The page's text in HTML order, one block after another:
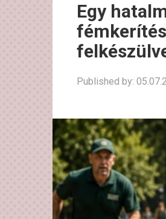
Egy
Published by: